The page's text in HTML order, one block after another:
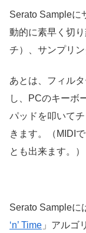
Serato Sampleに
動的に素早く切
チ）、サンプリ
あとは、フィル
し、PCのキーボ
パッドを叩いて
きます。（MIDI
とも出来ます。）
Serato Sampleに
‘n’ Time 」アルゴ